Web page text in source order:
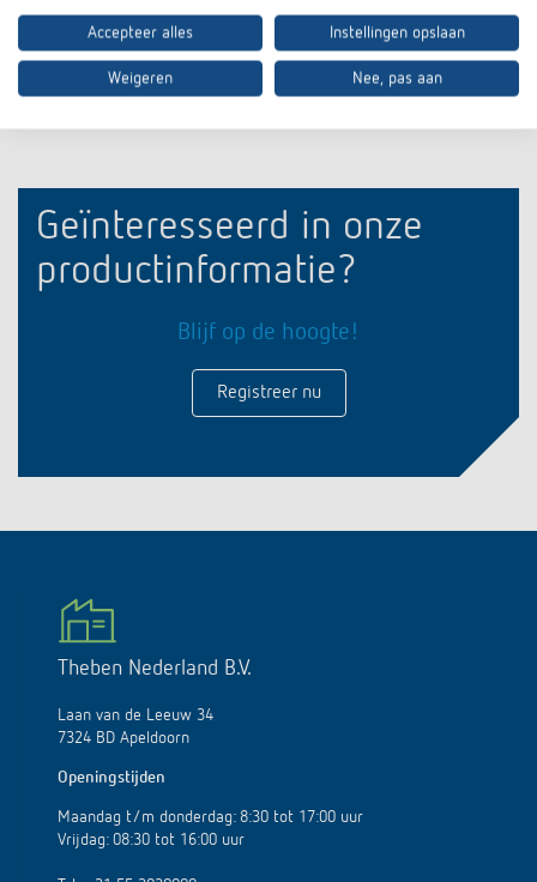
In de documentenmand
Geïnteresseerd in onze
productinformatie?
Blijf op de hoogte!
Registreer nu
Theben Nederland B.V.
Laan van de Leeuw 34
7324 BD Apeldoorn
Openingstijden
Maandag t/m donderdag: 8:30 tot 17:00 uur
Vrijdag: 08:30 tot 16:00 uur
Accepteer alles Instellingen opslaan
Weigeren Nee, pas aan